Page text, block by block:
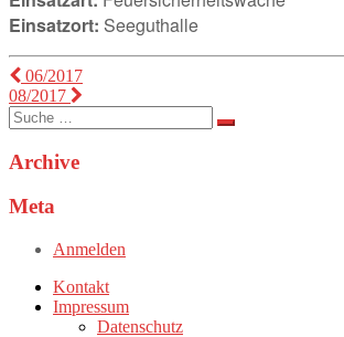
Einsatzort: Seeguthalle
Beitragsnavigation
06/2017
08/2017
Suche
nach:
Archive
Meta
Anmelden
Kontakt
Impressum
Datenschutz